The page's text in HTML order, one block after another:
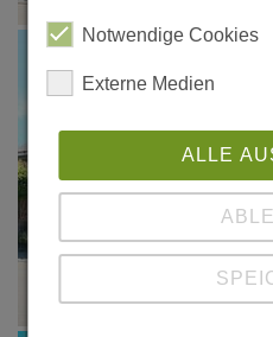
Notwendige Cookies
Externe Medien
ALLE